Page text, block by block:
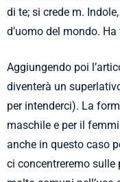
di te; si crede m.
d’uomo del mondo.
Aggiungendo poi
diventerà un
per intenderci). La
maschile e per il
anche in questo caso
ci concentreremo sulle